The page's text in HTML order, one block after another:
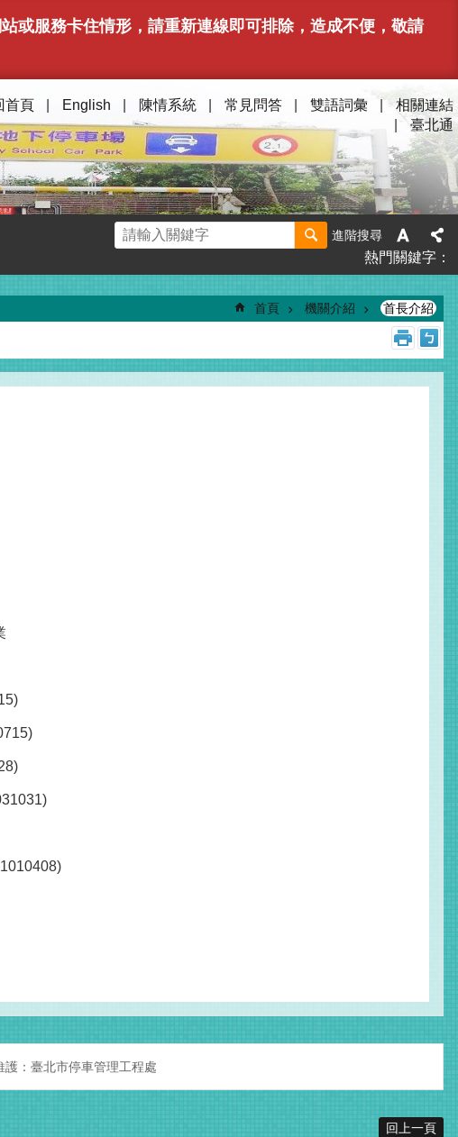
或服務卡住情形，請重新連線即可排除，造成不便，敬請
首頁 English 陳情系統 常見問答 雙語詞彙
相關連結
臺北通
進階搜尋
熱門關鍵字
首頁 機關介紹 首長介紹
護：臺北市停車管理工程處
回上一頁